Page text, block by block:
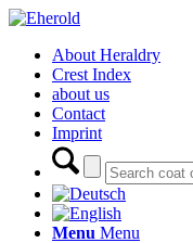
About Heraldry
Crest Index
about us
Contact
Imprint
Menu Menu